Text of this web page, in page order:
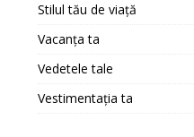
Stilul tău de viață
Vacanța ta
Vedetele tale
Vestimentația ta